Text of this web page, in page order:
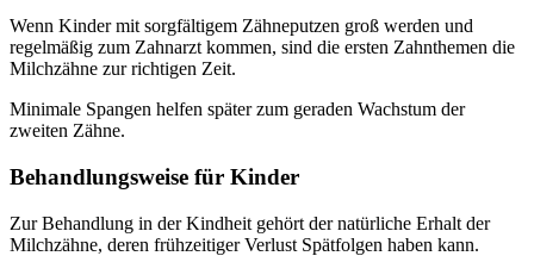
Wenn Kinder mit sorgfältigem Zähneputzen groß werden und
regelmäßig zum Zahnarzt kommen, sind die ersten Zahnthemen die
Milchzähne zur richtigen Zeit.
Minimale Spangen helfen später zum geraden Wachstum der
zweiten Zähne.
Behandlungsweise für Kinder
Zur Behandlung in der Kindheit gehört der natürliche Erhalt der
Milchzähne, deren frühzeitiger Verlust Spätfolgen haben kann.